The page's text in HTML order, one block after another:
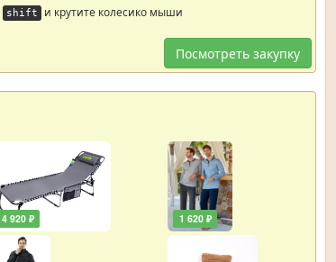
shift и крутите колесико мыши
Посмотреть закупку
4 920 ₽ 1 620 ₽